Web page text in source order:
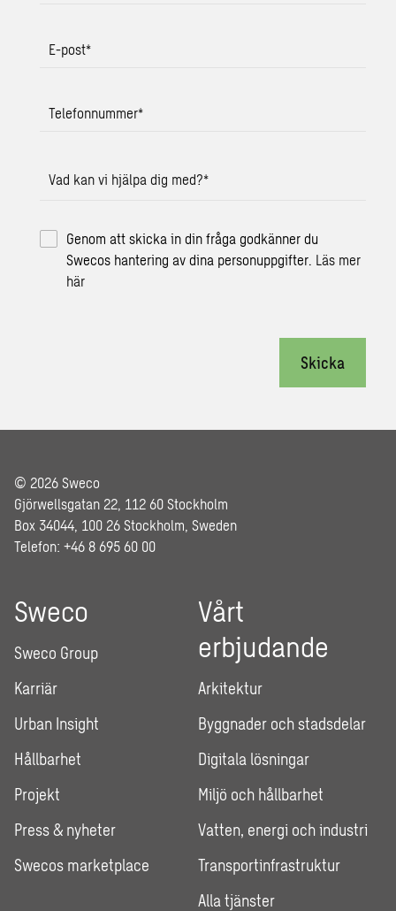
E-post*
Telefonnummer*
Vad kan vi hjälpa dig med?*
Genom att skicka in din fråga godkänner du
Swecos hantering av dina personuppgifter. Läs mer
här
Skicka
© 2026 Sweco
Gjörwellsgatan 22, 112 60 Stockholm
Box 34044, 100 26 Stockholm, Sweden
Telefon: +46 8 695 60 00
Sweco
Sweco Group
Karriär
Urban Insight
Hållbarhet
Projekt
Press & nyheter
Swecos marketplace
Vårt
erbjudande
Arkitektur
Byggnader och stadsdelar
Digitala lösningar
Miljö och hållbarhet
Vatten, energi och industri
Transportinfrastruktur
Alla tjänster